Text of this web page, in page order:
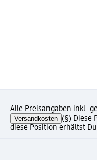
Alle Preisangaben inkl.
Versandkosten (§) Diese
diese Position erhältst Du